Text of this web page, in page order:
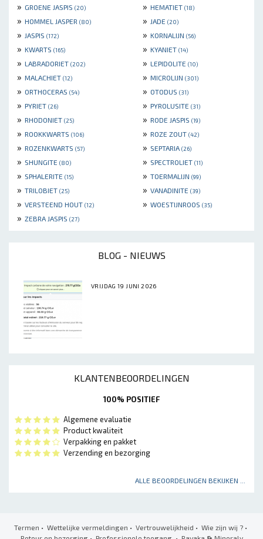
» GROENE JASPIS (20) » HEMATIET (18)
» HOMMEL JASPER (80) » JADE (20)
» JASPIS (172) » KORNALIJN (56)
» KWARTS (165) » KYANIET (14)
» LABRADORIET (202) » LEPIDOLITE (10)
» MALACHIET (12) » MICROLIJN (301)
» ORTHOCERAS (54) » OTODUS (31)
» PYRIET (26) » PYROLUSITE (31)
» RHODONIET (25) » RODE JASPIS (19)
» ROOKKWARTS (106) » ROZE ZOUT (42)
» ROZENKWARTS (57) » SEPTARIA (26)
» SHUNGITE (80) » SPECTROLIET (11)
» SPHALERITE (15) » TOERMALIJN (99)
» TRILOBIET (25) » VANADINITE (39)
» VERSTEEND HOUT (12) » WOESTIJNROOS (35)
» ZEBRA JASPIS (27)
BLOG - NIEUWS
VRIJDAG 19 JUNI 2026
KLANTENBEOORDELINGEN
100% POSITIEF
Algemene evaluatie
Product kwaliteit
Verpakking en pakket
Verzending en bezorging
ALLE BEOORDELINGEN BEKIJKEN ...
Termen • Wettelijke vermeldingen • Vertrouwelijkheid • Wie zijn wij ? •